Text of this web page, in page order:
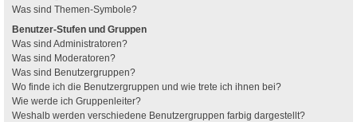
Was sind Themen-Symbole?
Benutzer-Stufen und Gruppen
Was sind Administratoren?
Was sind Moderatoren?
Was sind Benutzergruppen?
Wo finde ich die Benutzergruppen und wie trete ich ihnen bei?
Wie werde ich Gruppenleiter?
Weshalb werden verschiedene Benutzergruppen farbig dargestellt?